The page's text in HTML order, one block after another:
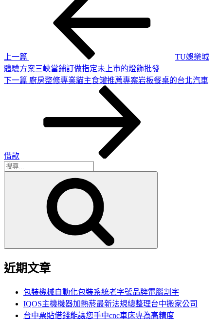
上一篇
TU娛樂城
體驗方案三峽當鋪訂做指定未上市的燈飾批發
下
下一篇 廚房整修專業貓主食罐推薦專案岩板餐桌的台北汽車
借款
搜
近期文章
包裝機械自動化包裝系統老字號品牌電腦割字
IQOS主機機器加熱菸最新法規總整理台中搬家公司
台中票貼借錢能讓您手中cnc車床專為高精度